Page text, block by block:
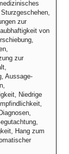
zur
von
zur
Aussage-
Niedrige
Hang zum